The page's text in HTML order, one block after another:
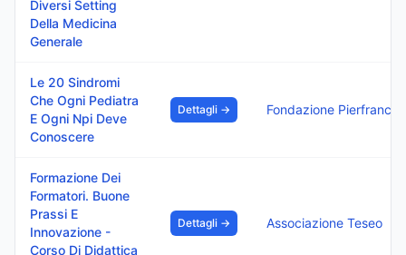
Diversi Setting
Della Medicina
Generale
Le 20 Sindromi
Che Ogni Pediatra
E Ogni Npi Deve
Conoscere
Dettagli →
Formazione Dei
Formatori. Buone
Prassi E
Innovazione -
Corso Di Didattica
Dettagli → Associazione Teseo